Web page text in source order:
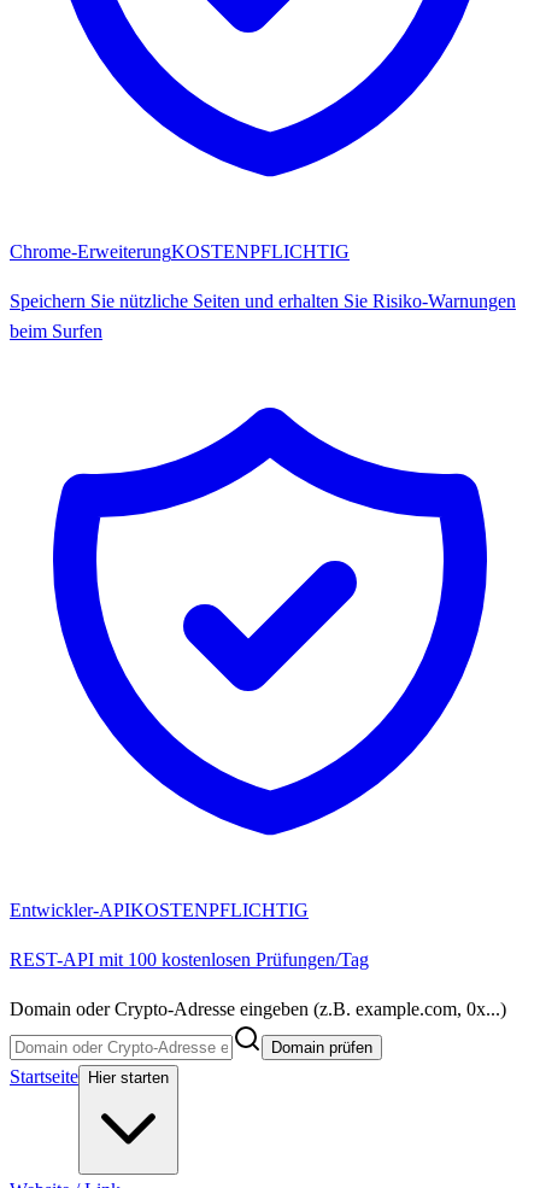
Chrome-ErweiterungKOSTENPFLICHTIG
Speichern Sie nützliche Seiten und erhalten Sie Risiko-Warnungen
beim Surfen
Entwickler-APIKOSTENPFLICHTIG
REST-API mit 100 kostenlosen Prüfungen/Tag
Domain oder Crypto-Adresse eingeben (z.B. example.com, 0x...)
Domain prüfen
Startseite Hier starten